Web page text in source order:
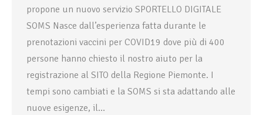
propone un nuovo servizio SPORTELLO DIGITALE
SOMS Nasce dall’esperienza fatta durante le
prenotazioni vaccini per COVID19 dove più di 400
persone hanno chiesto il nostro aiuto per la
registrazione al SITO della Regione Piemonte. I
tempi sono cambiati e la SOMS si sta adattando alle
nuove esigenze, il…